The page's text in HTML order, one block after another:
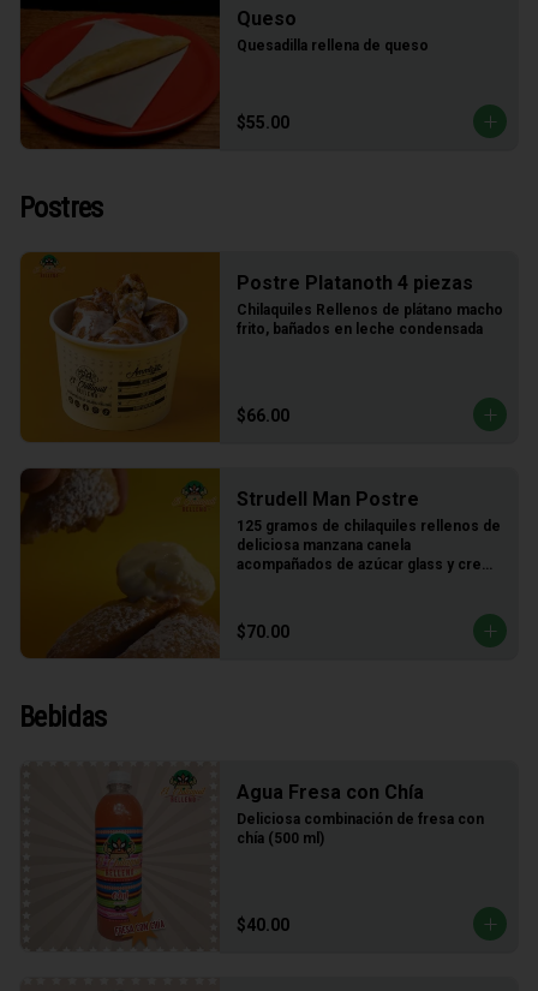
Queso
Quesadilla rellena de queso
$55.00
Postres
Postre Platanoth 4 piezas
Chilaquiles Rellenos de plátano macho
frito, bañados en leche condensada
$66.00
Strudell Man Postre
125 gramos de chilaquiles rellenos de
deliciosa manzana canela
acompañados de azúcar glass y crema
$70.00
Bebidas
Agua Fresa con Chía
Deliciosa combinación de fresa con
chía (500 ml)
$40.00